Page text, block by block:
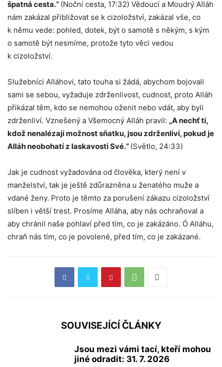
špatná cesta.“ (Noční cesta, 17:32) Vědoucí a Moudrý Alláh
nám zakázal přibližovat se k cizoložství, zakázal vše, co
k němu vede: pohled, dotek, být o samotě s někým, s kým
o samotě být nesmíme, protože tyto věci vedou
k cizoložství.
Služebníci Alláhovi, tato touha si žádá, abychom bojovali
sami se sebou, vyžaduje zdrženlivost, cudnost, proto Alláh
přikázal těm, kdo se nemohou oženit nebo vdát, aby byli
zdrženliví. Vznešený a Všemocný Alláh pravil: „A nechť ti,
kdož nenalézají možnost sňatku, jsou zdrženliví, pokud je
Alláh neobohatí z laskavosti Své.“ (Světlo, 24:33)
Jak je cudnost vyžadována od člověka, který není v
manželství, tak je ještě zdůrazněna u ženatého muže a
vdané ženy. Proto je těmto za porušení zákazu cizoložství
slíben i větší trest. Prosíme Alláha, aby nás ochraňoval a
aby chránil naše pohlaví před tím, co je zakázáno. Ó Alláhu,
chraň nás tím, co je povolené, před tím, co je zakázané.
SOUVISEJÍCÍ ČLÁNKY
Jsou mezi vámi tací, kteří mohou
jiné odradit: 31. 7. 2026